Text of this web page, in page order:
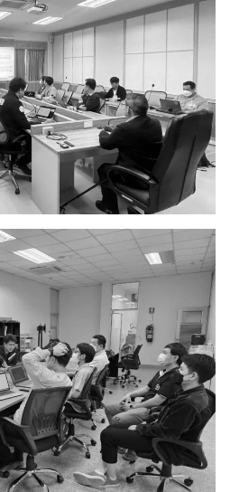
Search